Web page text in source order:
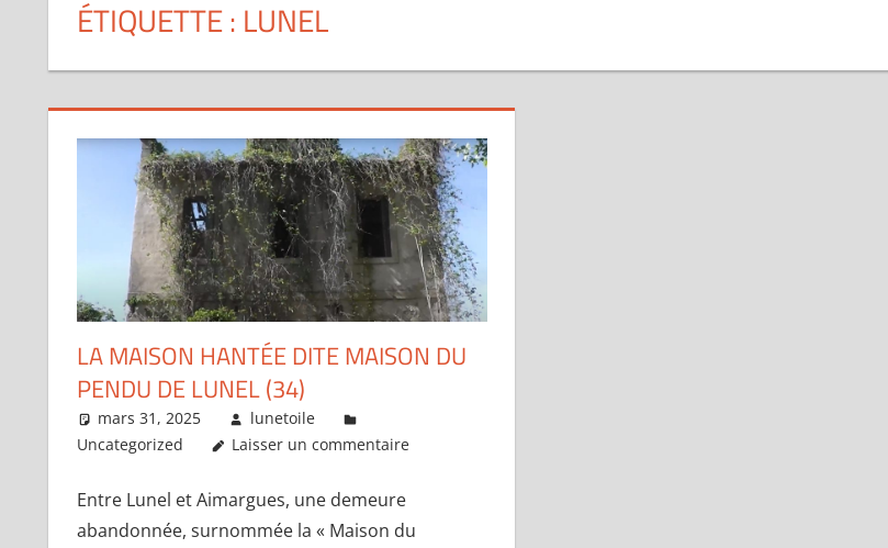
ÉTIQUETTE : LUNEL
LA MAISON HANTÉE DITE MAISON DU
PENDU DE LUNEL (34)
mars 31, 2025
lunetoile
Uncategorized
Laisser un commentaire
Entre Lunel et Aimargues, une demeure
abandonnée, surnommée la « Maison du